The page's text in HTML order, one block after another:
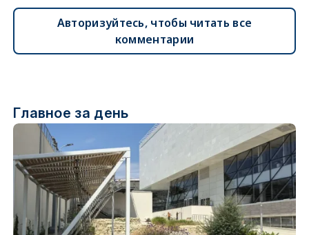
Авторизуйтесь, чтобы читать все
комментарии
Главное за день